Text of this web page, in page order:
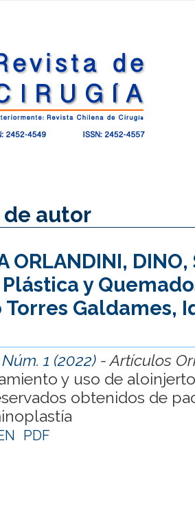
autor
ORLANDINI,
y
Torres Galdames,
1 (2022)- Artículos
y uso de
obtenidos de
PDF